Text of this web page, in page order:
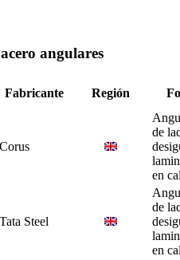
angulares
Fabricante Región
Corus
de
en
Tata Steel
de
en